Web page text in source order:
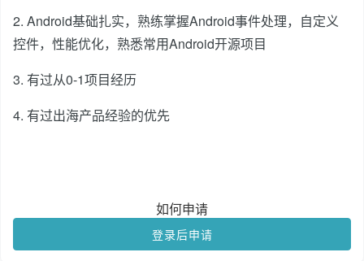
2. Android基础扎实，熟练掌握Android事件处理，自定义
控件，性能优化，熟悉常用Android开源项目
3. 有过从0-1项目经历
4. 有过出海产品经验的优先
如何申请
登录后申请